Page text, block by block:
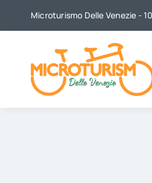
Microturismo Delle Venezie -